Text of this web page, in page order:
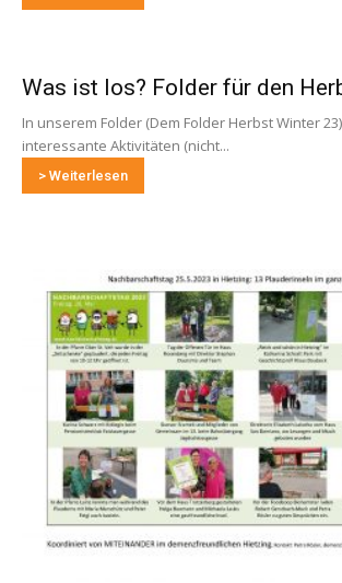
Was ist los? Folder für den
In unserem Folder (Dem Folder Herbst Winter
interessante Aktivitäten (nicht...
> Weiterlesen